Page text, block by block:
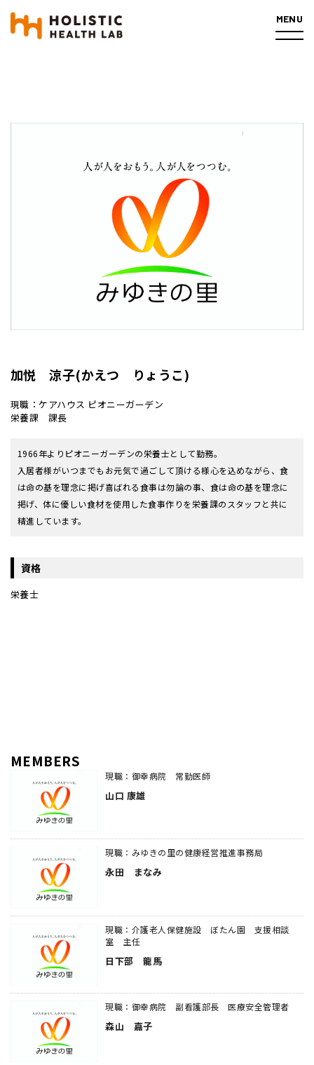
MENU
加悦 涼子(かえつ りょうこ)
現職：ケアハウス ピオニーガーデン
栄養課 課長
1966年よりピオニーガーデンの栄養士として勤務。
入居者様がいつまでもお元気で過ごして頂ける様心を込めながら、食
は命の基を理念に掲げ喜ばれる食事は勿論の事、食は命の基を理念に
掲げ、体に優しい食材を使用した食事作りを栄養課のスタッフと共に
精進しています。
資格
栄養士
MEMBERS
現職：御幸病院 常勤医師
山口 康雄
現職：みゆきの里の健康経営推進事務局
永田 まなみ
現職：介護老人保健施設 ぼたん園 支援相談
室 主任
日下部 龍馬
現職：御幸病院 副看護部長 医療安全管理者
森山 嘉子